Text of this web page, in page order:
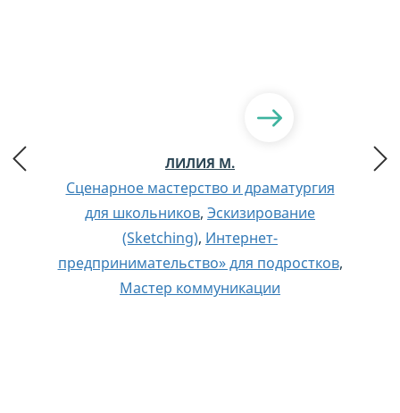
ЛИЛИЯ М.
Сценарное мастерство и драматургия
для школьников, Эскизирование
(Sketching), Интернет-
предпринимательство» для подростков,
Мастер коммуникации